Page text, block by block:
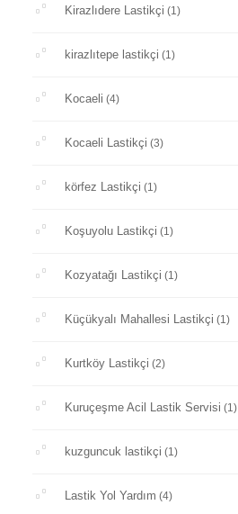
Kirazlıdere Lastikçi (1)
kirazlıtepe lastikçi (1)
Kocaeli (4)
Kocaeli Lastikçi (3)
körfez Lastikçi (1)
Koşuyolu Lastikçi (1)
Kozyatağı Lastikçi (1)
Küçükyalı Mahallesi Lastikçi (1)
Kurtköy Lastikçi (2)
Kuruçeşme Acil Lastik Servisi (1)
kuzguncuk lastikçi (1)
Lastik Yol Yardım (4)